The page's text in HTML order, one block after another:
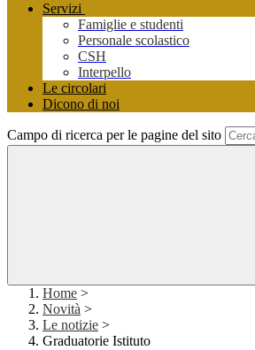
Servizi
Famiglie e studenti
Personale scolastico
CSH
Interpello
Le circolari
Dicono di noi
Campo di ricerca per le pagine del sito
Home >
Novità >
Le notizie >
Graduatorie Istituto